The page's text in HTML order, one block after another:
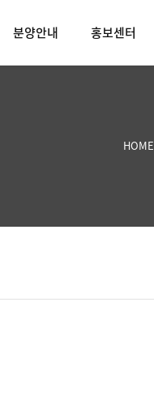
분양안내 홍보센터
HOME